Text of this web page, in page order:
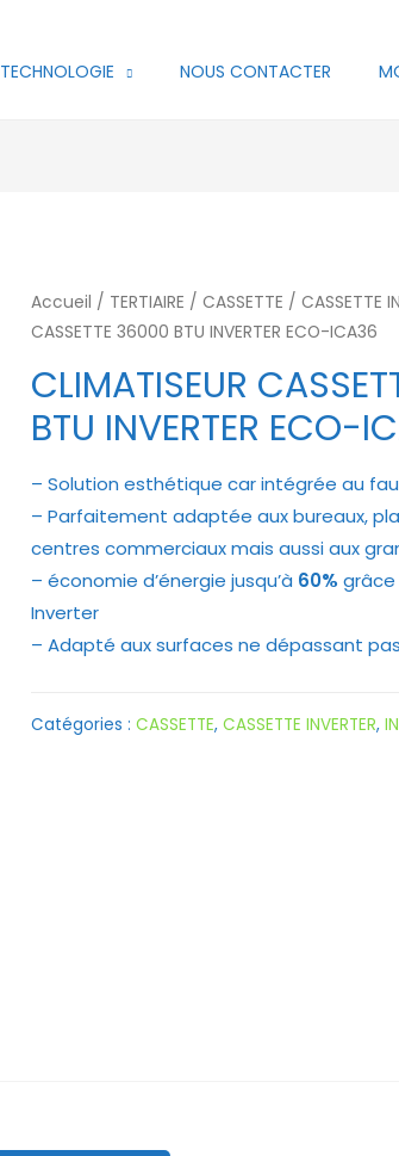
TECHNOLOGIE NOUS CONTACTER
Accueil / TERTIAIRE / CASSETTE / CASSETTE
CASSETTE 36000 BTU INVERTER ECO-ICA36
CLIMATISEUR
BTU INVERTER ECO-
– Solution esthétique car intégrée au
– Parfaitement adaptée aux bureaux,
centres commerciaux mais aussi aux
– économie d’énergie jusqu’à 60%
Inverter
– Adapté aux surfaces ne dépassant pas
Catégories : CASSETTE, CASSETTE INVERTER,